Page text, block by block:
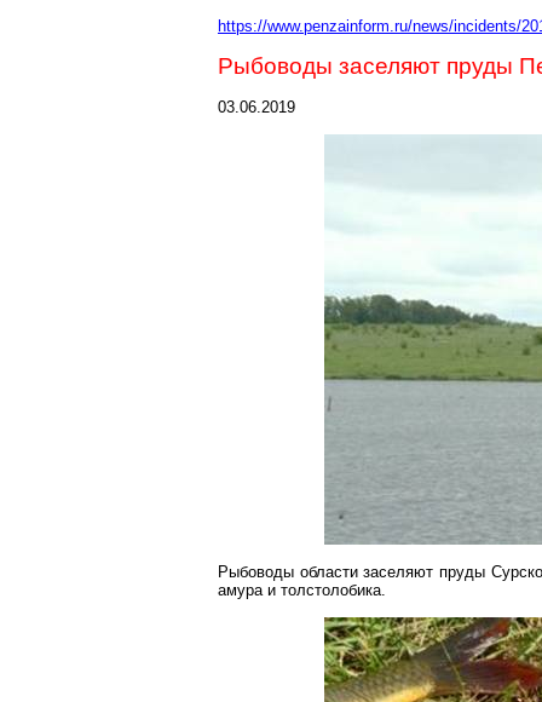
https://www.penzainform.ru/news/incidents/
Рыбоводы заселяют пруды
03.06.2019
Рыбоводы области заселяют пруды
амура и толстолобика.